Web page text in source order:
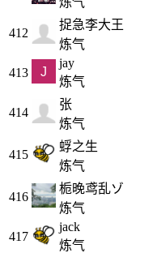
412
捉急李大王
炼气
413
jay
炼气
414
张
炼气
415
蜉之生
炼气
416
栀晚鸢乱ゾ
炼气
417
jack
炼气